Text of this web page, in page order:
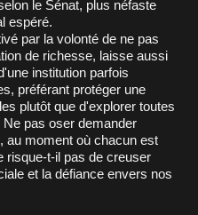
le Sénat, plus néfaste
espéré.
par la volonté de ne pas
de richesse, laisse aussi
institution parfois
préférant protéger une
plutôt que d'explorer toutes
pas oser demander
au moment où chacun est
risque-t-il pas de creuser
et la défiance envers nos